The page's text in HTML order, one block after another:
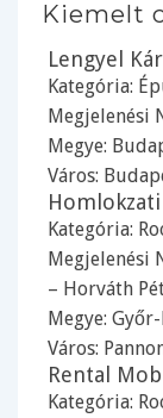
Kiemelt
Lengyel
Kategória:
Megjelenési
Megye:
Város:
Homlokzati
Kategória:
Megjelenési
– Horváth
Megye:
Város:
Rental
Kategória: